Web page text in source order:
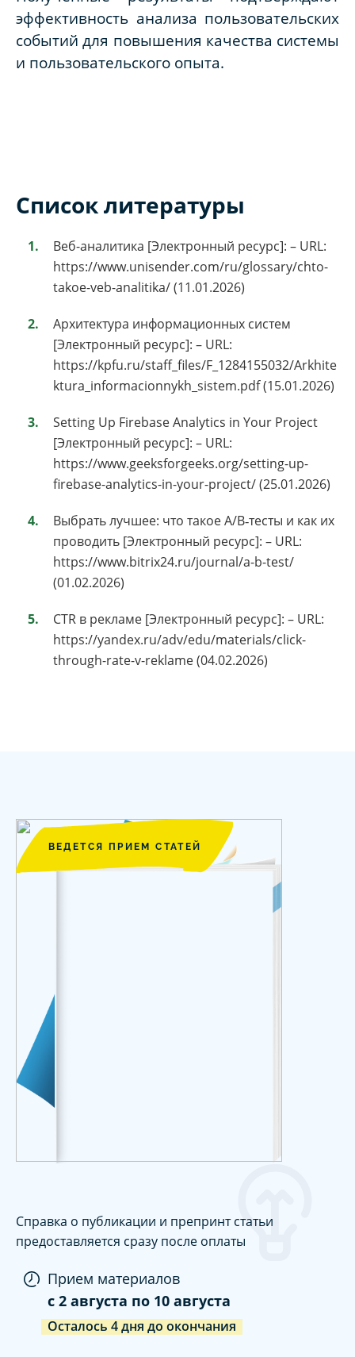
эффективность анализа пользовательских
событий для повышения качества системы
и пользовательского опыта.
Список литературы
Веб-аналитика [Электронный ресурс]: – URL:
https://www.unisender.com/ru/glossary/chto-
takoe-veb-analitika/ (11.01.2026)
Архитектура информационных систем
[Электронный ресурс]: – URL:
https://kpfu.ru/staff_files/F_1284155032/Arkhite
ktura_informacionnykh_sistem.pdf (15.01.2026)
Setting Up Firebase Analytics in Your Project
[Электронный ресурс]: – URL:
https://www.geeksforgeeks.org/setting-up-
firebase-analytics-in-your-project/ (25.01.2026)
Выбрать лучшее: что такое A/B‑тесты и как их
проводить [Электронный ресурс]: – URL:
https://www.bitrix24.ru/journal/a-b-test/
(01.02.2026)
CTR в рекламе [Электронный ресурс]: – URL:
https://yandex.ru/adv/edu/materials/click-
through-rate-v-reklame (04.02.2026)
ВЕДЕТСЯ ПРИЕМ СТАТЕЙ
Справка о публикации и препринт статьи
предоставляется сразу после оплаты
Прием материалов
c 2 августа по 10 августа
Осталось 4дня до окончания